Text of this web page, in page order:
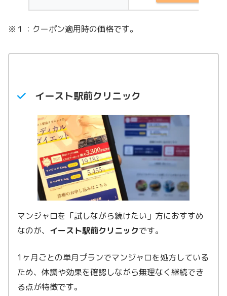
※１：クーポン適用時の価格です。
イースト駅前クリニック
マンジャロを「試しながら続けたい」方におすすめ
なのが、 イースト駅前クリニックです。
1ヶ月ごとの単月プランでマンジャロを処方している
ため、体調や効果を確認しながら無理なく継続でき
る点が特徴です。